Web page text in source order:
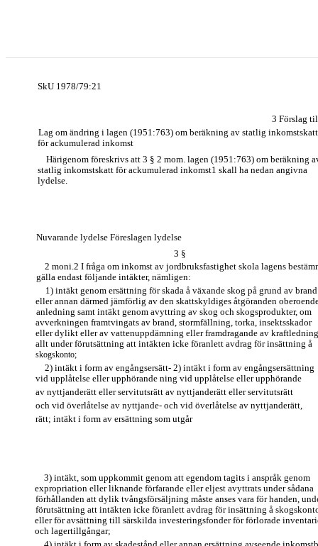
SkU 1978/79:21
3 Förslag
Lag om ändring i lagen (1951:763) om beräkning av statlig inkomstskatt
för ackumulerad inkomst
Härigenom föreskrivs att 3 § 2 mom. lagen (1951:763) om beräkning
statlig inkomstskatt för ackumulerad inkomst1 skall ha nedan angivna
lydelse.
Nuvarande lydelse Föreslagen lydelse
3 §
2 moni.2 I fråga om inkomst av jordbruksfastighet skola lagens
gälla endast följande intäkter, nämligen:
1) intäkt genom ersättning för skada å växande skog på grund av brand
eller annan därmed jämförlig av den skattskyldiges åtgöranden
anledning samt intäkt genom avyttring av skog och skogsprodukter, om
avverkningen framtvingats av brand, stormfällning, torka, insektsskador
eller dylikt eller av vattenuppdämning eller framdragande av
allt under förutsättning att intäkten icke föranlett avdrag för insättning å
skogskonto;
2) intäkt i form av engångsersätt- 2) intäkt i form av engångsersättning
vid upplåtelse eller upphörande ning vid upplåtelse eller upphörande
av nyttjanderätt eller servitutsrätt av nyttjanderätt eller servitutsrätt
och vid överlåtelse av nyttjande- och vid överlåtelse av nyttjanderätt,
rätt; intäkt i form av ersättning som utgår
3) intäkt, som uppkommit genom att egendom tagits i anspråk genom
expropriation eller liknande förfarande eller eljest avyttrats under sådana
förhållanden att dylik tvångsförsäljning måste anses vara för handen,
förutsättning att intäkten icke föranlett avdrag för insättning å
eller för avsättning till särskilda investeringsfonder för förlorade
och lagertillgångar;